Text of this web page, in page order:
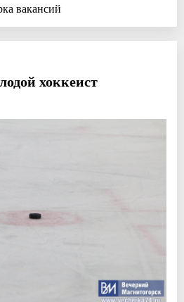
вакансий
хоккеист